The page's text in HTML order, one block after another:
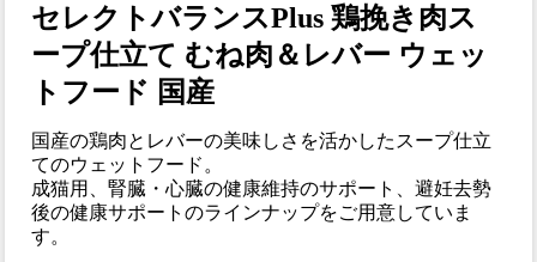
セレクトバランスPlus 鶏挽き肉ス
ープ仕立て むね肉＆レバー ウェッ
トフード 国産
国産の鶏肉とレバーの美味しさを活かしたスープ仕立
てのウェットフード。
成猫用、腎臓・心臓の健康維持のサポート、避妊去勢
後の健康サポートのラインナップをご用意していま
す。